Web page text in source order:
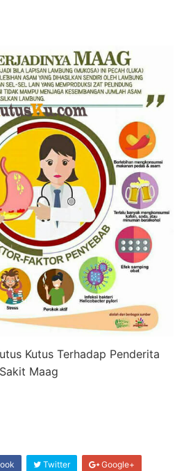
Kutus Terhadap Penderita
Sakit Maag
Twitter Google+